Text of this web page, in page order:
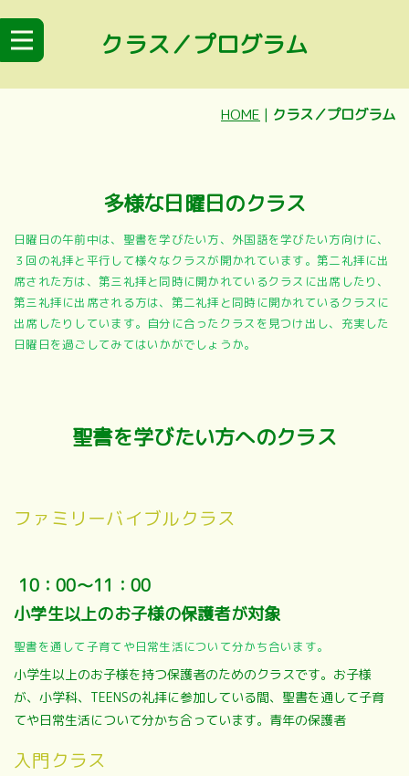
クラス／プログラム
HOME | クラス／プログラム
多様な日曜日のクラス
日曜日の午前中は、聖書を学びたい方、外国語を学びたい方向けに、
３回の礼拝と平行して様々なクラスが開かれています。第二礼拝に出
席された方は、第三礼拝と同時に開かれているクラスに出席したり、
第三礼拝に出席される方は、第二礼拝と同時に開かれているクラスに
出席したりしています。自分に合ったクラスを見つけ出し、充実した
日曜日を過ごしてみてはいかがでしょうか。
聖書を学びたい方へのクラス
ファミリーバイブルクラス
10：00～11：00
小学生以上のお子様の保護者が対象
聖書を通して子育てや日常生活について分かち合います。
小学生以上のお子様を持つ保護者のためのクラスです。お子様
が、小学科、TEENSの礼拝に参加している間、聖書を通して子育
てや日常生活について分かち合っています。青年の保護者
入門クラス